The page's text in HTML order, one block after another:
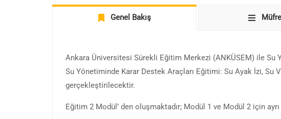
Genel Bakış
Ankara Üniversitesi Sürekli Eğitim Merkezi (ANKÜSEM) ile
Su Yönetiminde Karar Destek Araçları Eğitimi: Su Ayak İzi, Su
gerçekleştirilecektir.
Eğitim 2 Modül’ den oluşmaktadır; Modül 1 ve Modül 2 için ayrı